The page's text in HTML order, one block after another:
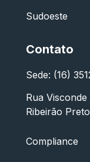
Sudoeste
Contato
Sede: (16)
Rua
Ribeirão
Compliance